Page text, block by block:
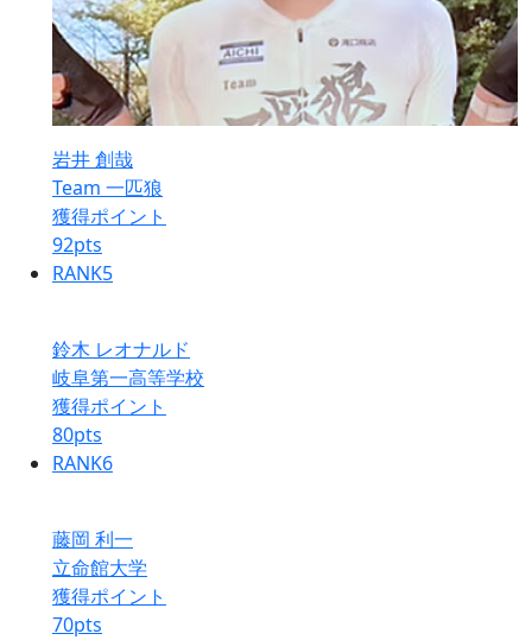
岩井 創哉
Team 一匹狼
獲得ポイント
92pts
RANK5
鈴木 レオナルド
岐阜第一高等学校
獲得ポイント
80pts
RANK6
藤岡 利一
立命館大学
獲得ポイント
70pts